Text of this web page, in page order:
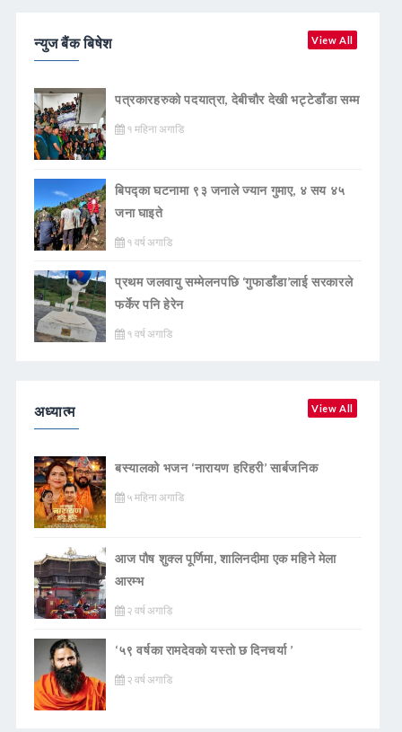
न्युज बैंक बिषेश View All
पत्रकारहरुको पदयात्रा, देबीचौर देखी भट्टेडाँडा सम्म
१ महिना अगाडि
बिपद्का घटनामा ९३ जनाले ज्यान गुमाए, ४ सय ४५
जना घाइते
१ वर्ष अगाडि
प्रथम जलवायु सम्मेलनपछि ‘गुफाडाँडा’लाई सरकारले
फर्केर पनि हेरेन
१ वर्ष अगाडि
अध्यात्म View All
बस्यालको भजन ‘नारायण हरिहरी’ सार्बजनिक
५ महिना अगाडि
आज पौष शुक्ल पूर्णिमा, शालिनदीमा एक महिने मेला
आरम्भ
२ वर्ष अगाडि
‘५९ वर्षका रामदेवकाे यस्ताे छ दिनचर्या ’
२ वर्ष अगाडि